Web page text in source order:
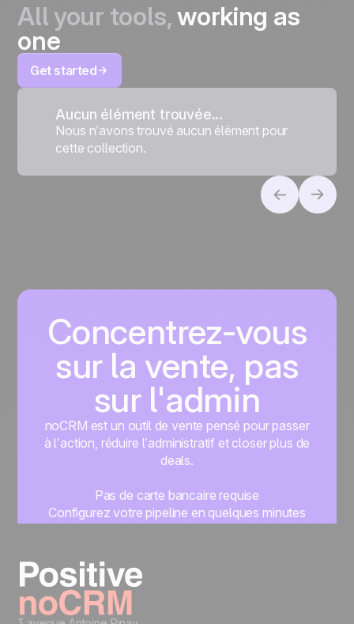
All your tools,working as
one
Get started
Aucun élément trouvée...
Nous n’avons trouvé aucun élément pour
cette collection.
Concentrez-vous
sur la vente, pas
sur l'admin
noCRM est un outil de vente pensé pour passer
à l’action, réduire l’administratif et closer plus de
deals.
Pas de carte bancaire requise
Configurez votre pipeline en quelques minutes